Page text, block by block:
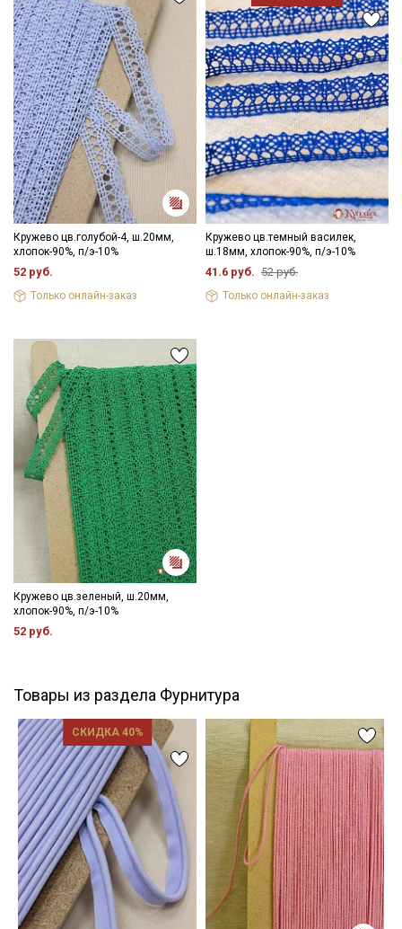
Кружево цв.голубой-4, ш.20мм,
хлопок-90%, п/э-10%
52 руб.
Только онлайн-заказ
Кружево цв.темный василек,
ш.18мм, хлопок-90%, п/э-10%
41.6 руб. 52 руб.
Только онлайн-заказ
Кружево цв.зеленый, ш.20мм,
хлопок-90%, п/э-10%
52 руб.
Товары из раздела Фурнитура
СКИДКА 40%